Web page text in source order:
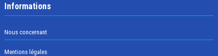
Informations
Nous concernant
Mentions légales